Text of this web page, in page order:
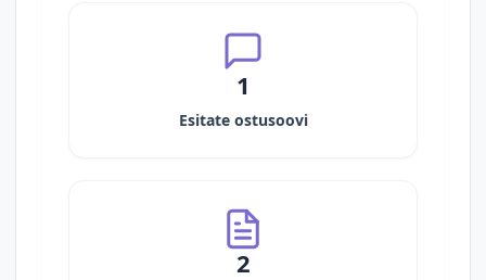
1
Esitate ostusoovi
2